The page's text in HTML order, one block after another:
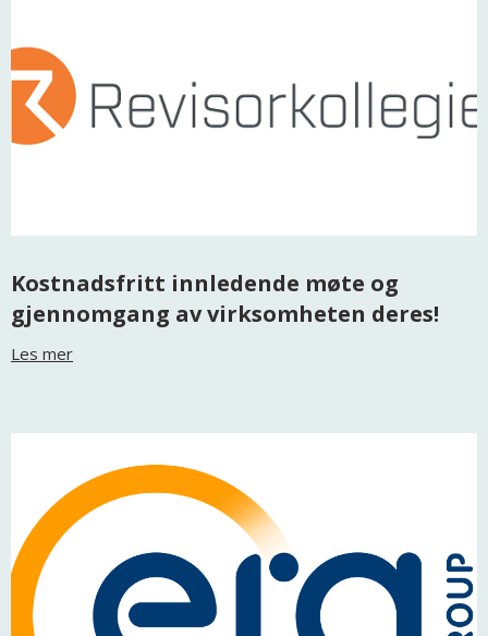
Kostnadsfritt innledende møte og
gjennomgang av virksomheten deres!
Les mer